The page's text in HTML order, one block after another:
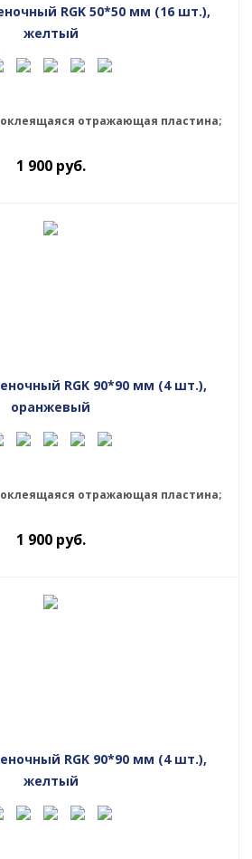
RGK 50*50 мм (16 шт.),
желтый
отражающая пластина;
1 900руб.
RGK 90*90 мм (4 шт.),
оранжевый
отражающая пластина;
1 900руб.
RGK 90*90 мм (4 шт.),
желтый